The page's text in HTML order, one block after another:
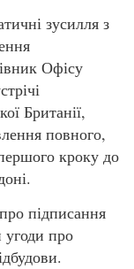
зусилля з
Офісу
Британії,
повного,
кроку до
підписання
про